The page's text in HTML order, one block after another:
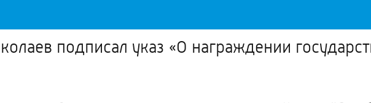
подписал указ «О награждении